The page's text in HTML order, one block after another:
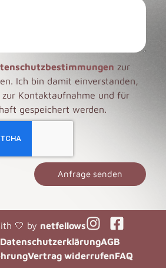
zur
Ich bin damit einverstanden,
zur Kontaktaufnahme und für
gespeichert werden.
Anfrage senden
🤍 by netfellows
DatenschutzerklärungAGB
Vertrag widerrufenFAQ